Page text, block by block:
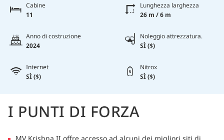
Cabine
11
Lunghezza larghezza
26 m / 6 m
Anno di costruzione
2024
Noleggio attrezzatura.
SÌ ($)
Internet
SÌ ($)
Nitrox
SÌ ($)
I PUNTI DI FORZA
MV Krishna II offre accesso ad alcuni dei migliori siti di